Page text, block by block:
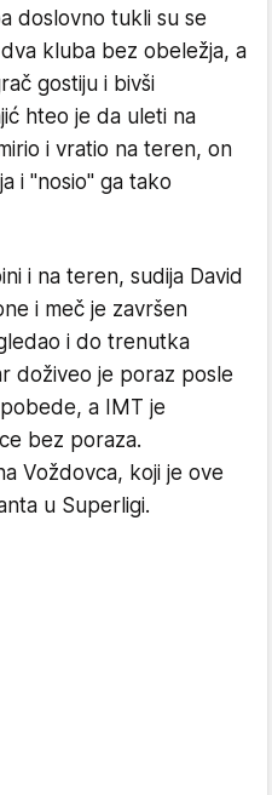
doslovno tukli su se
kluba bez obeležja, a
gostiju i bivši
hteo je da uleti na
i vratio na teren, on
i "nosio" ga tako
i na teren, sudija David
i meč je završen
i do trenutka
doživeo je poraz posle
a IMT je
bez poraza.
Voždovca, koji je ove
u Superligi.